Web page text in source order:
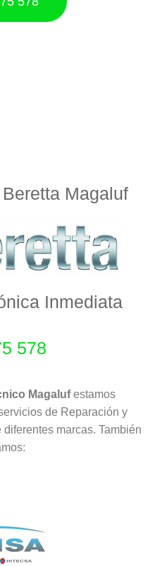
Magaluf
Inmediata
578
Magalufestamos
de Reparación y
marcas. También